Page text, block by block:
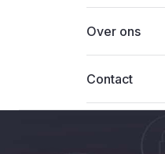
Over ons
Contact